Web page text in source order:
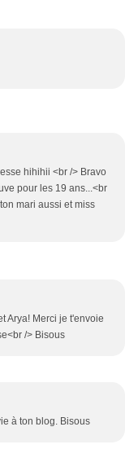
hihihii <br /> Bravo
pour les 19 ans...<br
mari aussi et miss
Arya! Merci je t'envoie
/> Bisous
à ton blog. Bisous